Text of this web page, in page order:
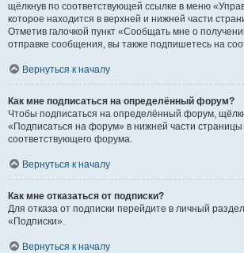
щёлкнув по соответствующей ссылке в меню
которое находится в верхней и нижней части
Отметив галочкой пункт «Сообщать мне о
отправке сообщения, вы также подпишетесь на
Вернуться к началу
Как мне подписаться на определённый форум?
Чтобы подписаться на определённый форум,
«Подписаться на форум» в нижней части
соответствующего форума.
Вернуться к началу
Как мне отказаться от подписки?
Для отказа от подписки перейдите в личный
«Подписки».
Вернуться к началу